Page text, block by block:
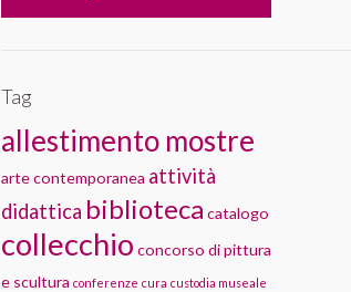
Tag
allestimento mostre
arte contemporanea attività
didattica biblioteca catalogo
collecchio concorso di pittura
e scultura conferenze cura custodia museale